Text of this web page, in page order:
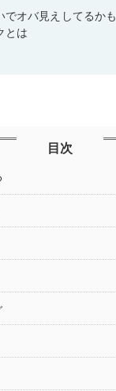
でオバ見えしてるか
とは
目次